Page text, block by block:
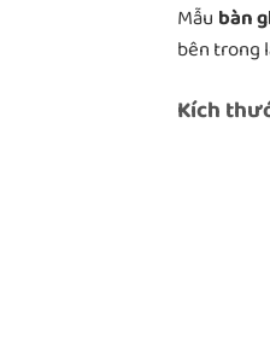
Mẫu bàn
bên trong
Kích